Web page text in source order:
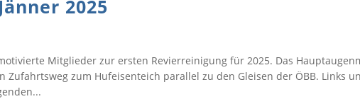
2025
Mitglieder zur ersten Revierreinigung für 2025. Das
Zufahrtsweg zum Hufeisenteich parallel zu den Gleisen der ÖBB. Links